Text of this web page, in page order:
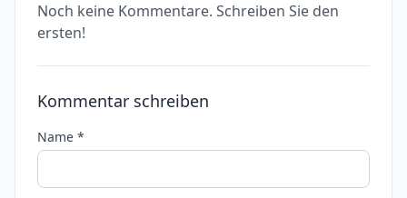
Noch keine Kommentare. Schreiben Sie den
ersten!
Kommentar schreiben
Name *